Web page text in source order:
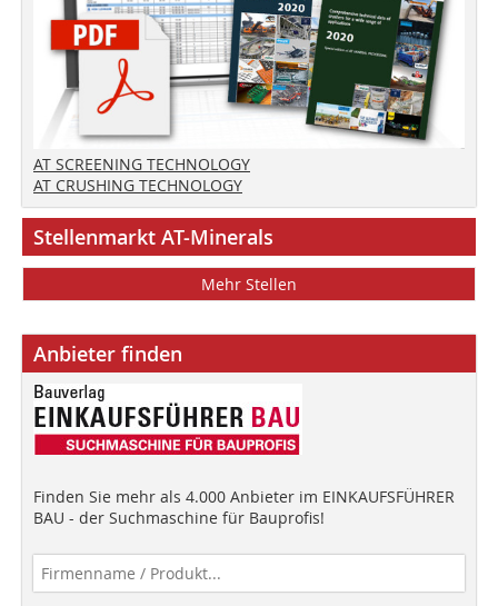
AT SCREENING TECHNOLOGY
AT CRUSHING TECHNOLOGY
Stellenmarkt AT-Minerals
Mehr Stellen
Anbieter finden
Finden Sie mehr als 4.000 Anbieter im EINKAUFSFÜHRER
BAU - der Suchmaschine für Bauprofis!